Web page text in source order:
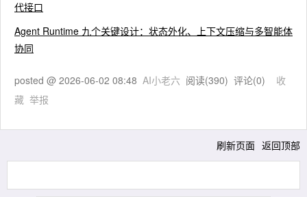
代接口
Agent Runtime 九个关键设计：状态外化、上下文压缩与多智能体
协同
posted @ 2026-06-02 08:48 AI小老六 阅读(390) 评论(0) 收
藏 举报
刷新页面 返回顶部